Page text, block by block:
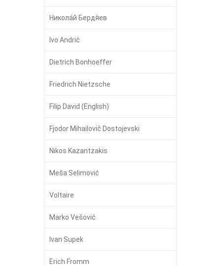
Никола́й Бердя́ев
Ivo Andrić
Dietrich Bonhoeffer
Friedrich Nietzsche
Filip David (English)
Fjodor Mihailovič Dostojevski
Nikos Kazantzakis
Meša Selimović
Voltaire
Marko Vešović
Ivan Supek
Erich Fromm